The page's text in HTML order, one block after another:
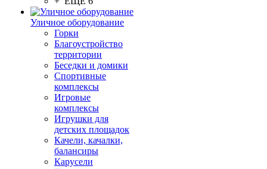
Уличное оборудование
Горки
Благоустройство
территории
Беседки и домики
Спортивные
комплексы
Игровые
комплексы
Игрушки для
детских площадок
Качели, качалки,
балансиры
Карусели